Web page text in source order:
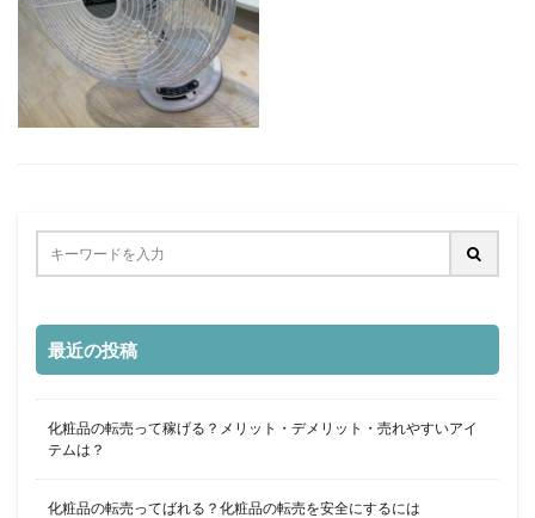
最近の投稿
化粧品の転売って稼げる？メリット・デメリット・売れやすいアイ
テムは？
化粧品の転売ってばれる？化粧品の転売を安全にするには